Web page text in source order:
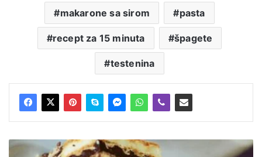
makarone sa sirom pasta
recept za 15 minuta špagete
testenina
Kinder